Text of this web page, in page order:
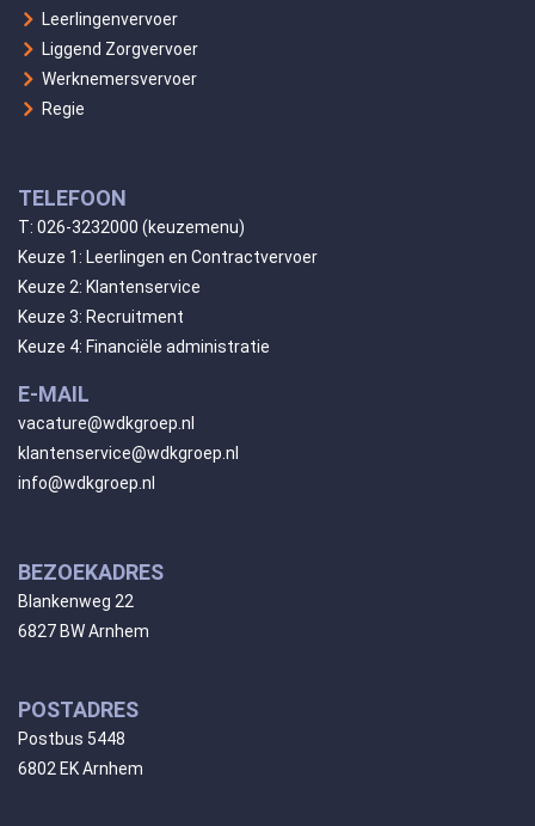
Leerlingenvervoer
Liggend Zorgvervoer
Werknemersvervoer
Regie
TELEFOON
T: 026-3232000 (keuzemenu)
Keuze 1: Leerlingen en Contractvervoer
Keuze 2: Klantenservice
Keuze 3: Recruitment
Keuze 4: Financiële administratie
E-MAIL
vacature@wdkgroep.nl
klantenservice@wdkgroep.nl
info@wdkgroep.nl
BEZOEKADRES
Blankenweg 22
6827 BW Arnhem
POSTADRES
Postbus 5448
6802 EK Arnhem